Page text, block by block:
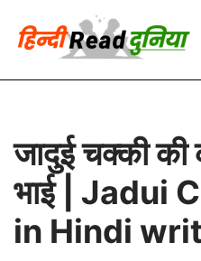
Skip
जादुई चक्की की
भाई | Jadui
in Hindi